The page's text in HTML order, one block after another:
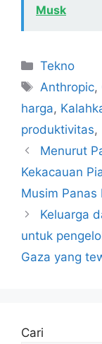
Musk
Kategori
Tekno
Tag
Anthropic,
harga,
produktivitas,
Menurut
Kekacauan
Musim Panas
Keluarga
untuk
Gaza yang
Cari